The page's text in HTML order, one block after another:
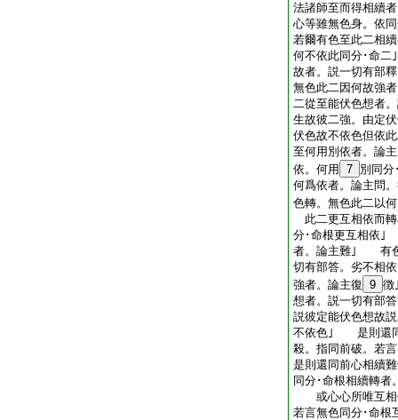
法諸師至而得相續
心等雖無色身。依
若爾有色至此二相
何不依此同分･命
故者。説一切有部
無色此二因何故
二從至能伏色想者
生故彼二強。由定
伏色故不依色但
至何用別依者。論
依。何用
7 別同
何爲依者。論主問
色轉。無色此二以
此二更互相依而
分･命根更互相依
者。論主難｣ 有色
切有部答。劣不
強者。論主復 9
想者。説一切有部
説彼定能伏色想故
不依色｣ 是則還同
殺。指同前破。若
是則還同前心相續
同分･命根相續轉者
或心心所唯互相
若言無色同分･命根